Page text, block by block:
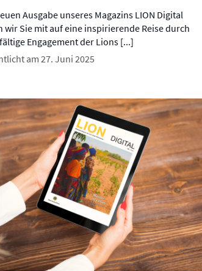
Ausgabe unseres Magazins LION Digital
wir Sie mit auf eine inspirierende Reise durch
Engagement der Lions [...]
am 27. Juni 2025